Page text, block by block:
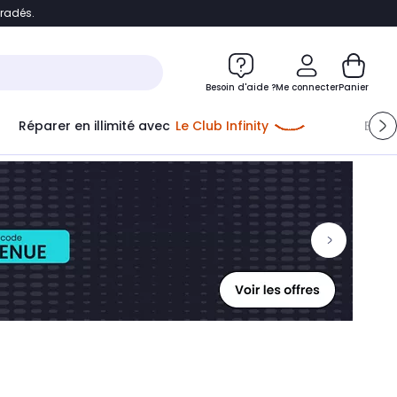
Besoin d'aide ?Me connecterPanier
Réparer en illimité avec Le Club Infinity